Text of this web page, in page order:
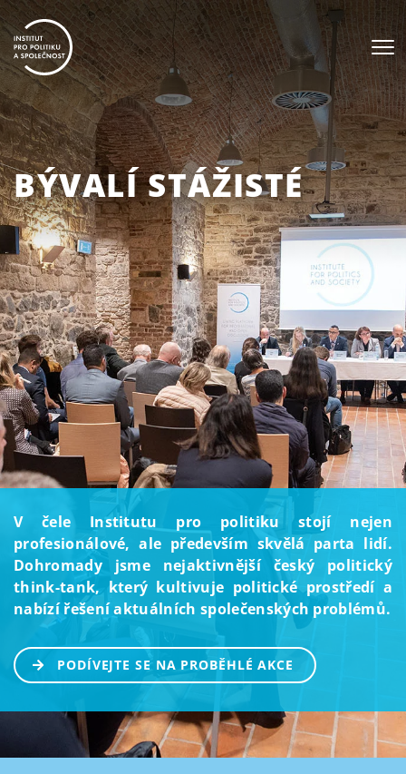
BÝVALÍ STÁŽISTÉ
V čele Institutu pro politiku stojí nejen
profesionálové, ale především skvělá parta lidí.
Dohromady jsme nejaktivnější český politický
think-tank, který kultivuje politické prostředí a
nabízí řešení aktuálních společenských problémů.
PODÍVEJTE SE NA PROBĚHLÉ AKCE